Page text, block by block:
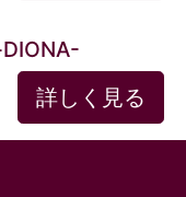
詳しく見る